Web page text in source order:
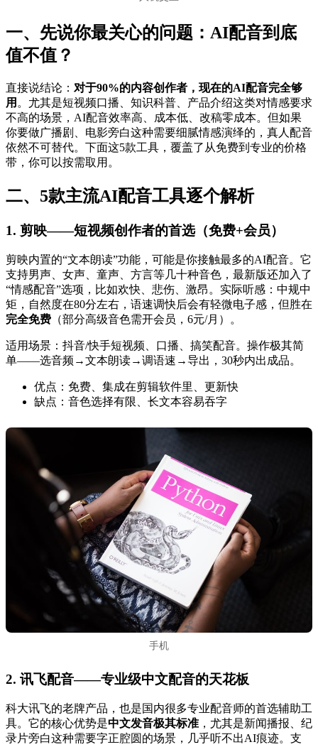
一、先说你最关心的问题：AI配音到底
值不值？
直接说结论： 对于90%的内容创作者，现在的AI配音完全够
用 。尤其是短视频口播、知识科普、产品介绍这类对情感要求
不高的场景，AI配音效率高、成本低、改稿零成本。但如果
你要做广播剧、电影旁白这种需要细腻情感演绎的，真人配音
依然不可替代。下面这5款工具，覆盖了从免费到专业的价格
带，你可以按需取用。
二、5款主流AI配音工具逐个解析
1. 剪映——短视频创作者的首选（免费+会员）
剪映内置的“文本朗读”功能，可能是你接触最多的AI配音。它
支持男声、女声、童声、方言等几十种音色，最新版还加入了
“情感配音”选项，比如欢快、悲伤、激昂。实际听感：中规中
矩，自然度在80分左右，语速调快后会有轻微电子感，但胜在
完全免费 （部分高级音色需开会员，6元/月）。
适用场景：抖音/快手短视频、口播、搞笑配音。操作极其简
单——选音频→文本朗读→调语速→导出，30秒内出成品。
优点：免费、集成在剪辑软件里、更新快
缺点：音色选择有限、长文本容易吞字
手机
2. 讯飞配音——专业级中文配音的天花板
科大讯飞的老牌产品，也是国内很多专业配音师的首选辅助工
具。它的核心优势是中文发音极其标准 ，尤其是新闻播报、纪
录片旁白这种需要字正腔圆的场景，几乎听不出AI痕迹。支